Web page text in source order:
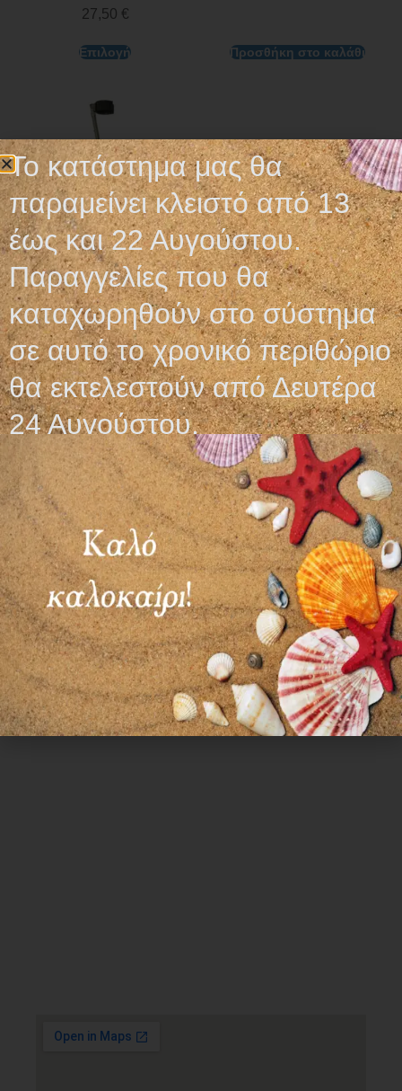
27,50 €
Επιλογή Προσθήκη στο καλάθι
ΒΑΚΤΗΡΙΕΣ ΑΓΚΩΝΟΣ
ΚΛΕΙΣΤΟΥ ΤΥΠΟΥ
29,50€
Επιλογή
Ωράριο λειτουργίας
ΕΙΔΙΚΟ ΘΕΡΙΝΟ ΩΡΑΡΙΟ
ΔΕΥ-ΠΑΡ: 09:00-14:30
ΣΑΒ – ΚΥΡ: ΚΛΕΙΣΤΑ
Το κατάστημα μας θα
παραμείνει κλειστό από 13
έως και 22 Αυγούστου.
Παραγγελίες που θα
καταχωρηθούν στο σύστημα
σε αυτό το χρονικό περιθώριο
θα εκτελεστούν από Δευτέρα
24 Αυγούστου.